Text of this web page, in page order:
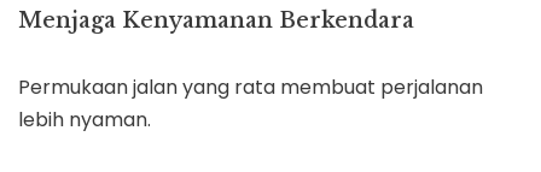
Menjaga Kenyamanan Berkendara
Permukaan jalan yang rata membuat perjalanan
lebih nyaman.